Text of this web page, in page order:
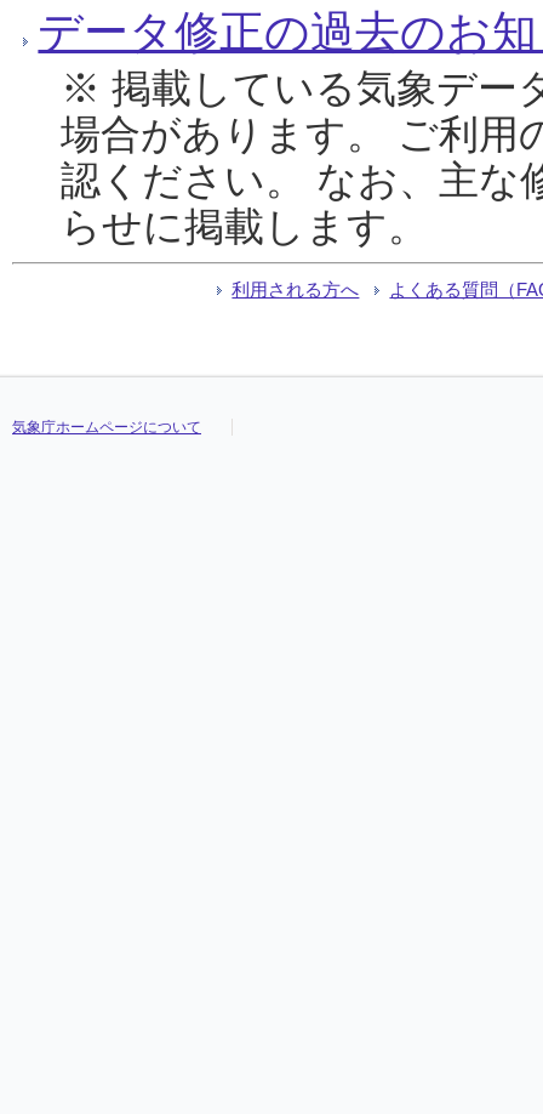
データ修正の過去のお
※ 掲載している気象デー
場合があります。 ご利用
認ください。 なお、主な
らせに掲載します。
利用される方へ よくある質問（
気象庁ホームページについて